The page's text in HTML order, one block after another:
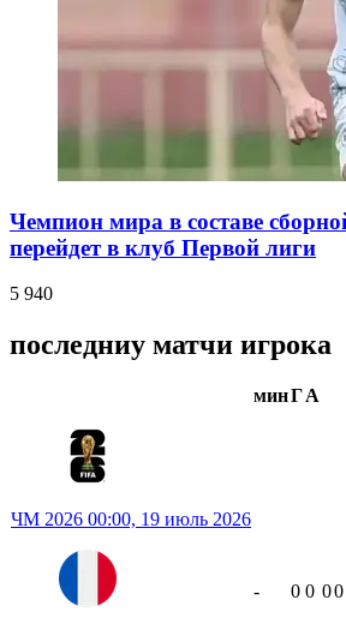
Чемпион мира в составе
перейдет в клуб Первой лиги
5 940
последниу матчи игрока
минГА
ЧМ 2026 00:00, 19 июль 2026
- 0 0 00